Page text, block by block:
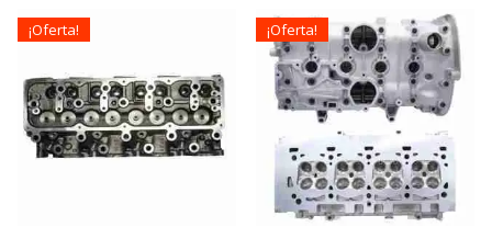
$652.990.
¡Oferta! ¡Oferta!